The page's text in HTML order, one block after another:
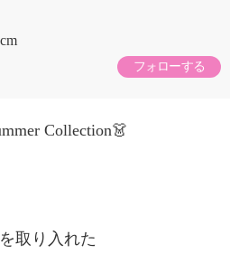
フォローする
Collection👗
取り入れた